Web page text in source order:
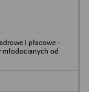
i płacowe -
od